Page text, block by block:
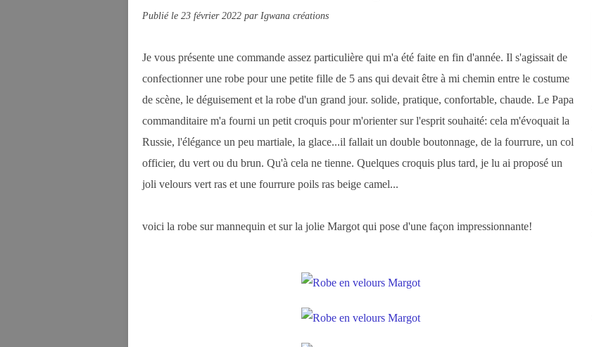
Publié le 23 février 2022 par Igwana créations
Je vous présente une commande assez particulière qui m'a été faite en fin d'année. Il s'agissait de
confectionner une robe pour une petite fille de 5 ans qui devait être à mi chemin entre le costume
de scène, le déguisement et la robe d'un grand jour. solide, pratique, confortable, chaude. Le Papa
commanditaire m'a fourni un petit croquis pour m'orienter sur l'esprit souhaité: cela m'évoquait la
Russie, l'élégance un peu martiale, la glace...il fallait un double boutonnage, de la fourrure, un col
officier, du vert ou du brun. Qu'à cela ne tienne. Quelques croquis plus tard, je lu ai proposé un
joli velours vert ras et une fourrure poils ras beige camel...
voici la robe sur mannequin et sur la jolie Margot qui pose d'une façon impressionnante!